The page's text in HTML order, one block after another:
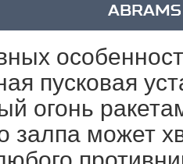
пусковая
огонь
залпа может